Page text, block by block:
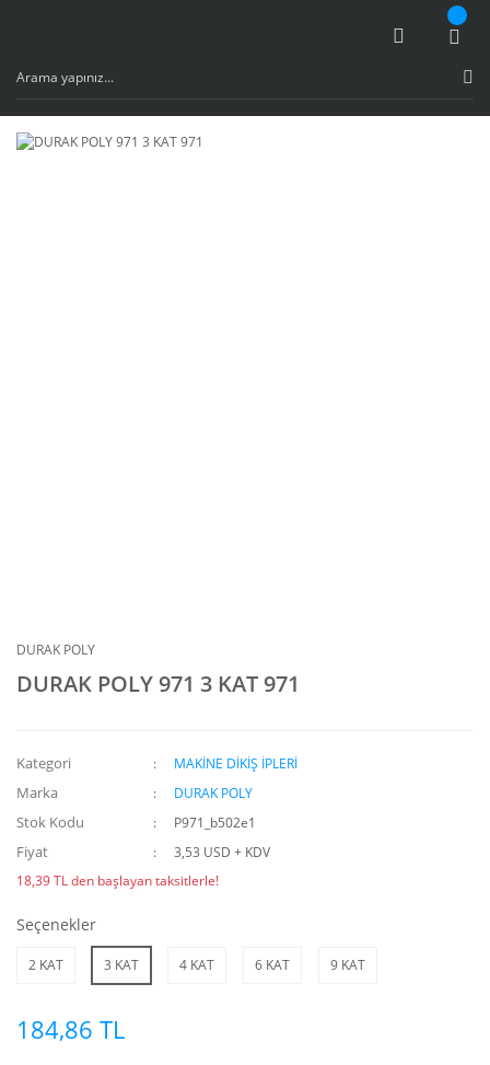
DURAK POLY
DURAK POLY 971 3 KAT 971
Kategori MAKİNE DİKİŞ İPLERİ
Marka DURAK POLY
Stok Kodu P971_b502e1
Fiyat
3,53 USD + KDV
18,39 TL den başlayan taksitlerle!
Seçenekler
2 KAT 3 KAT 4 KAT 6 KAT 9 KAT
184,86 TL